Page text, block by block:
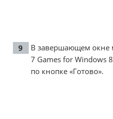
В завершающем окне
7 Games for Windows
по кнопке «Готово».